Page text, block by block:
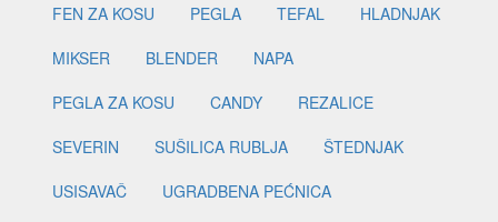
FEN ZA KOSU
PEGLA TEFAL
HLADNJAK
MIKSER
BLENDER
NAPA
PEGLA ZA KOSU
CANDY
REZALICE
SEVERIN
SUŠILICA RUBLJA
ŠTEDNJAK
USISAVAČ
UGRADBENA PEĆNICA